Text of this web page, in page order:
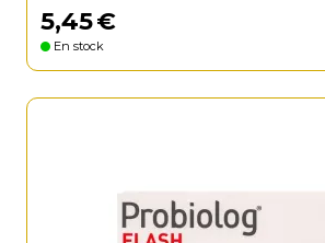
5,45€
En stock